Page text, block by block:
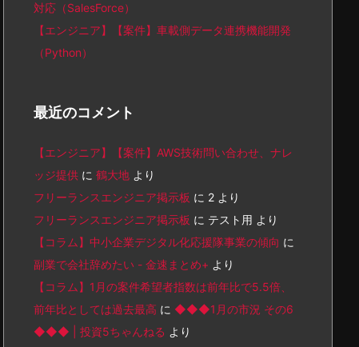
対応（SalesForce）
【エンジニア】【案件】車載側データ連携機能開発
（Python）
最近のコメント
【エンジニア】【案件】AWS技術問い合わせ、ナレ
ッジ提供 に 鶴大地 より
フリーランスエンジニア掲示板 に 2 より
フリーランスエンジニア掲示板 に テスト用 より
【コラム】中小企業デジタル化応援隊事業の傾向 に
副業で会社辞めたい - 金速まとめ+ より
【コラム】1月の案件希望者指数は前年比で5.5倍、
前年比としては過去最高 に ◆◆◆1月の市況 その6
◆◆◆ | 投資5ちゃんねる より